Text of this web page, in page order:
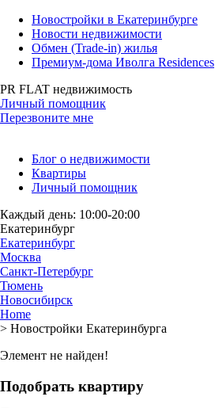
Новостройки в Екатеринбурге
Новости недвижимости
Обмен (Trade-in) жилья
Премиум-дома Иволга Residences
PR FLAT недвижимость
Личный помощник
Перезвоните мне
Блог о недвижимости
Квартиры
Личный помощник
Каждый день: 10:00-20:00
Екатеринбург
Екатеринбург
Москва
Санкт-Петербург
Тюмень
Новосибирск
Home
> Новостройки Екатеринбурга
Элемент не найден!
Подобрать квартиру